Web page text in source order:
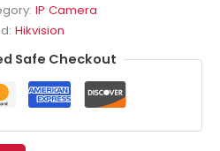
IP Camera
Hikvision
Safe Checkout